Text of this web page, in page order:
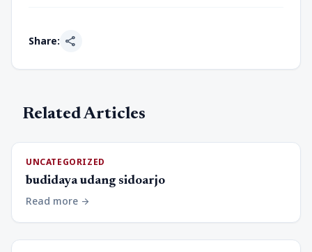
Share: share
Related Articles
UNCATEGORIZED
budidaya udang sidoarjo
Read more arrow_forward